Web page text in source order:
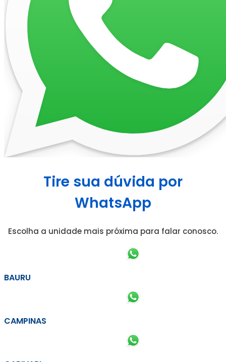
Tire sua dúvida por
WhatsApp
Escolha a unidade mais próxima para falar conosco.
BAURU
CAMPINAS